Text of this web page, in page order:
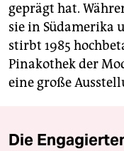
geprägt hat.
sie in Südamerika
stirbt 1985
Pinakothek der
eine große
Die